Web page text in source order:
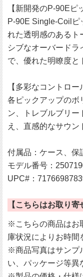
【新開発のP-90Eピ
P-90E Single-Coilピ
れた透明感のあるト
シブなオーバードラ
で、優れた明瞭度と
【多彩なコントロー
各ピックアップのボ
ン、トレブルブリ
え、直感的なサウン
付属品：ケース、保
モデル番号：
UPC#：
【こちらはお取り寄
※こちらの商品はお
庫状況によりお時間
※商品写真はサンプ
い、パッケージ等異